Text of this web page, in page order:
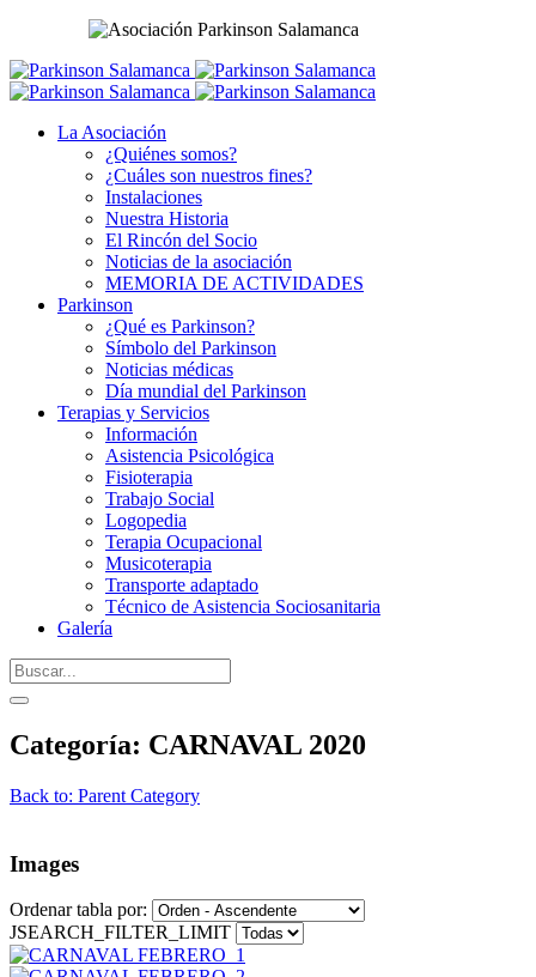
La Asociación
¿Quiénes somos?
¿Cuáles son nuestros fines?
Instalaciones
Nuestra Historia
El Rincón del Socio
Noticias de la asociación
MEMORIA DE ACTIVIDADES
Parkinson
¿Qué es Parkinson?
Símbolo del Parkinson
Noticias médicas
Día mundial del Parkinson
Terapias y Servicios
Información
Asistencia Psicológica
Fisioterapia
Trabajo Social
Logopedia
Terapia Ocupacional
Musicoterapia
Transporte adaptado
Técnico de Asistencia Sociosanitaria
Galería
Categoría: CARNAVAL 2020
Back to: Parent Category
Images
Ordenar tabla por:
JSEARCH_FILTER_LIMIT